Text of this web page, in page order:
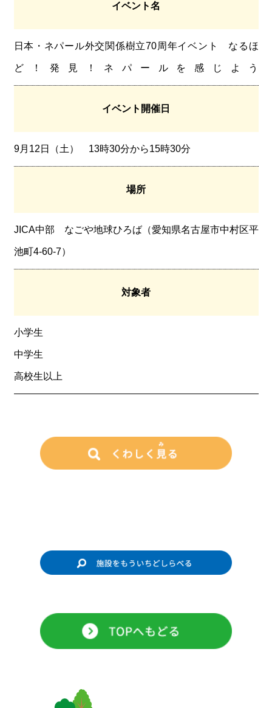
イベント名
日本・ネパール外交関係樹立70周年イベント なるほ
ど！発見！ネパールを感じよう
イベント開催日
9月12日（土） 13時30分から15時30分
場所
JICA中部 なごや地球ひろば（愛知県名古屋市中村区平
池町4-60-7）
対象者
小学生
中学生
高校生以上